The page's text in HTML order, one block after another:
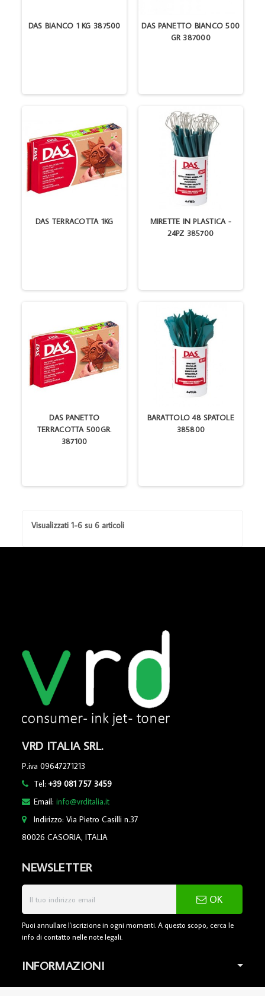
DAS BIANCO 1 KG 387500
DAS PANETTO BIANCO 500
GR 387000
DAS TERRACOTTA 1KG
MIRETTE IN PLASTICA -
24PZ 385700
DAS PANETTO
TERRACOTTA 500GR.
387100
BARATTOLO 48 SPATOLE
385800
Visualizzati 1-6 su 6 articoli
VRD ITALIA SRL.
P.iva 09647271213
Tel:+39 081 757 3459
Email:info@vrditalia.it
Indirizzo: Via Pietro Casilli n.37
80026 CASORIA, ITALIA
NEWSLETTER
OK
Puoi annullare l'iscrizione in ogni momenti. A questo scopo, cerca le
info di contatto nelle note legali.
INFORMAZIONI